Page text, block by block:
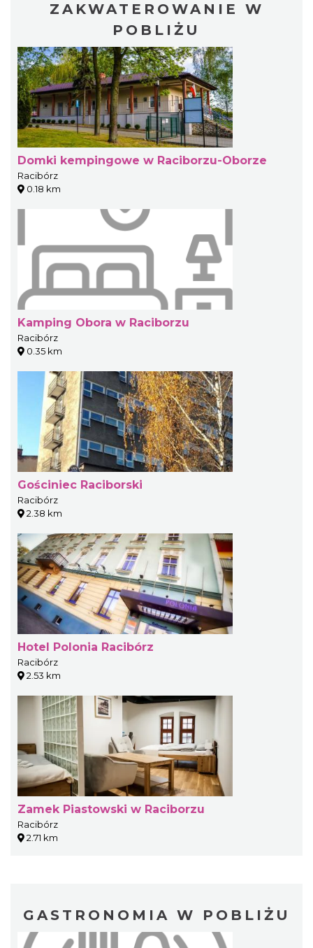
ZAKWATEROWANIE W
POBLIŻU
Domki kempingowe w Raciborzu-Oborze
Racibórz
0.18 km
Kamping Obora w Raciborzu
Racibórz
0.35 km
Gościniec Raciborski
Racibórz
2.38 km
Hotel Polonia Racibórz
Racibórz
2.53 km
Zamek Piastowski w Raciborzu
Racibórz
2.71 km
GASTRONOMIA W POBLIŻU